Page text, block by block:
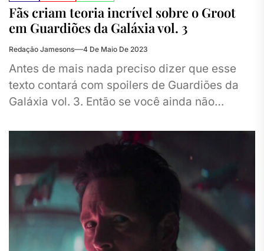
Fãs criam teoria incrível sobre o Groot
em Guardiões da Galáxia vol. 3
Redação Jamesons 4 De Maio De 2023
Antes de mais nada preciso dizer que esse
texto contará com spoilers de Guardiões da
Galáxia vol. 3. Então se você ainda não